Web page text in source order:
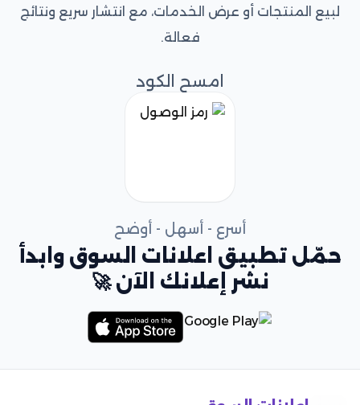
لبيع المنتجات أو عرض الخدمات، مع انتشار سريع ونتائج
فعالة.
امسح الكود
أسرع - أسهل - أوضح
حمّل تطبيق اعلانات السوق وابدأ
نشر إعلانك الآن 🚀